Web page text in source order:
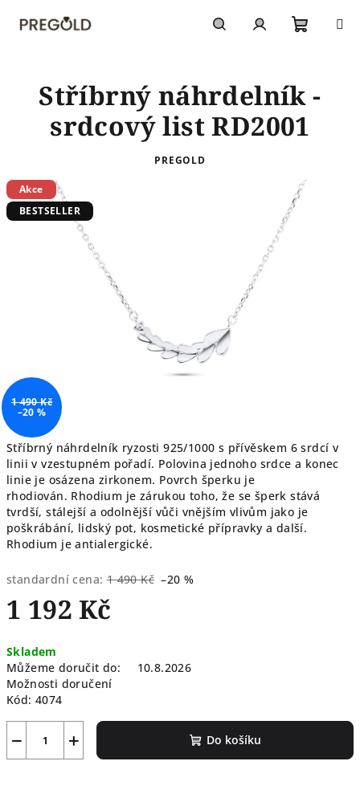
košík
Stříbrný náhrdelník ryzosti 925/1000 s přívěskem 6 srdcí v
linii v vzestupném pořadí. Polovina jednoho srdce a konec
linie je osázena zirkonem. Povrch šperku je
rhodiován. Rhodium je zárukou toho, že se šperk stává
tvrdší, stálejší a odolnější vůči vnějším vlivům jako je
poškrábání, lidský pot, kosmetické přípravky a další.
Rhodium je antialergické.
standardní cena: 1 490 Kč –20 %
1 192 Kč
cena:
Skladem
Můžeme doručit do:
10.8.2026
Možnosti doručení
Kód: 4074
+
− Do košíku
Stříbrný náhrdelník -
srdcový list RD2001
PREGOLD
Akce
BESTSELLER
1 490 Kč
–20 %